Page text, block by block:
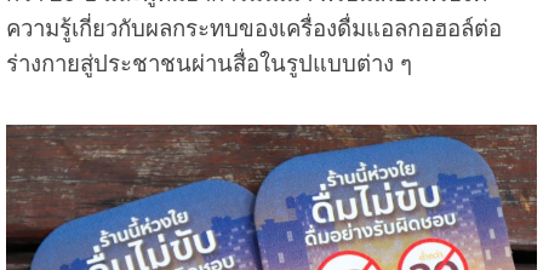
ความรู้เกี่ยวกับผลกระทบของเครื่องดื่มแอลกอฮอล์ต่อ
ร่างกายสู่ประชาชนผ่านสื่อในรูปแบบต่าง ๆ